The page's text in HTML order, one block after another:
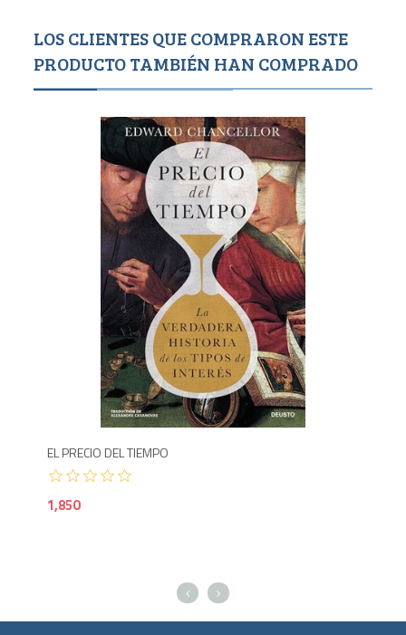
LOS CLIENTES QUE COMPRARON ESTE
PRODUCTO TAMBIÉN HAN COMPRADO
EL PRECIO DEL TIEMPO
1,850
Agotado